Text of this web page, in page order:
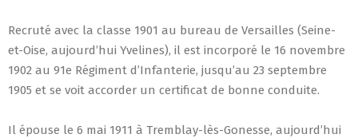
Recruté avec la classe 1901 au bureau de Versailles (Seine-
et-Oise, aujourd’hui Yvelines), il est incorporé le 16 novembre
1902 au 91e Régiment d’Infanterie, jusqu’au 23 septembre
1905 et se voit accorder un certificat de bonne conduite.
Il épouse le 6 mai 1911 à Tremblay-lès-Gonesse, aujourd’hui